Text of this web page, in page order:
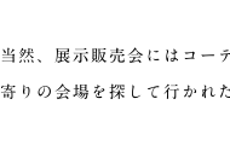
当然、展示販売会にはコー
寄りの会場を探して行かれ